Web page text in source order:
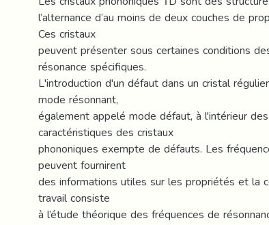
l’alternance d’au moins de deux couches de
Ces cristaux
peuvent présenter sous certaines conditions
résonance spécifiques.
L'introduction d'un défaut dans un cristal
mode résonnant,
également appelé mode défaut, à l'intérieur
caractéristiques des cristaux
phononiques exempte de défauts. Les
peuvent fournirent
des informations utiles sur les propriétés et la
travail consiste
à l’étude théorique des fréquences de